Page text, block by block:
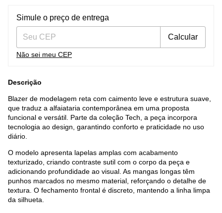
Entregas para o CEP:
Simule o preço de entrega
Calcular
Não sei meu CEP
Descrição
Blazer de modelagem reta com caimento leve e estrutura suave,
que traduz a alfaiataria contemporânea em uma proposta
funcional e versátil. Parte da coleção Tech, a peça incorpora
tecnologia ao design, garantindo conforto e praticidade no uso
diário.
O modelo apresenta lapelas amplas com acabamento
texturizado, criando contraste sutil com o corpo da peça e
adicionando profundidade ao visual. As mangas longas têm
punhos marcados no mesmo material, reforçando o detalhe de
textura. O fechamento frontal é discreto, mantendo a linha limpa
da silhueta.